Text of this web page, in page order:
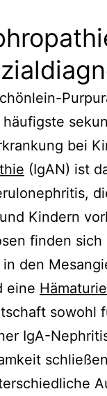
häufigste
bei
(IgAN) ist
Kindern
finden sich
den
eine Hämaturie
sowohl
IgA-